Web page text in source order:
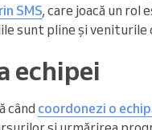
SMS, care joacă un rol
sunt pline și veniturile
echipei
când coordonezi o